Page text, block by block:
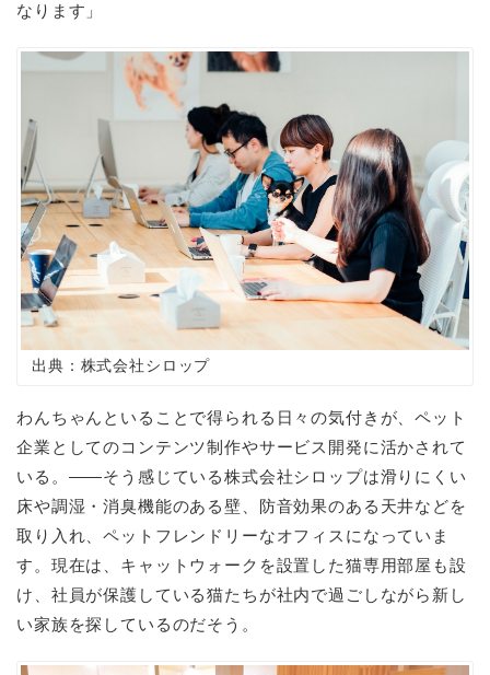
なります」
出典：株式会社シロップ
わんちゃんといることで得られる日々の気付きが、ペット
企業としてのコンテンツ制作やサービス開発に活かされて
いる。――そう感じている株式会社シロップは滑りにくい
床や調湿・消臭機能のある壁、防音効果のある天井などを
取り入れ、ペットフレンドリーなオフィスになっていま
す。現在は、キャットウォークを設置した猫専用部屋も設
け、社員が保護している猫たちが社内で過ごしながら新し
い家族を探しているのだそう。